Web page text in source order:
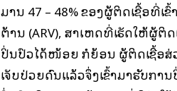
ມານ 47 – 48% ຂອງ​ຜູ້​ຕິດ​ເຊື້ອ​​ທີ່​ເ
ຕ້ານ (ARV), ສາ​ເຫດ​ທີ່​ເຮັດ​ໃຫ້​ຜູ້​ຕິ
ປິ່ນ​ປົວ​ໄດ້​ໜ້ອຍ ກໍຍ້ອນ ຜູ້​ຕິດ​ເຊື້ອ​ສ່
ເຈັບ​ປ່ວຍ​ດົນ​ແລ້ວ​ຈຶ່ງ​ເຂົ້າ​ມາ​ຮັບ​ກາ